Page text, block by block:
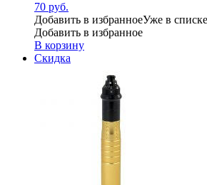
70 руб.
Добавить в избранноеУже в
Добавить в избранное
В корзину
Скидка